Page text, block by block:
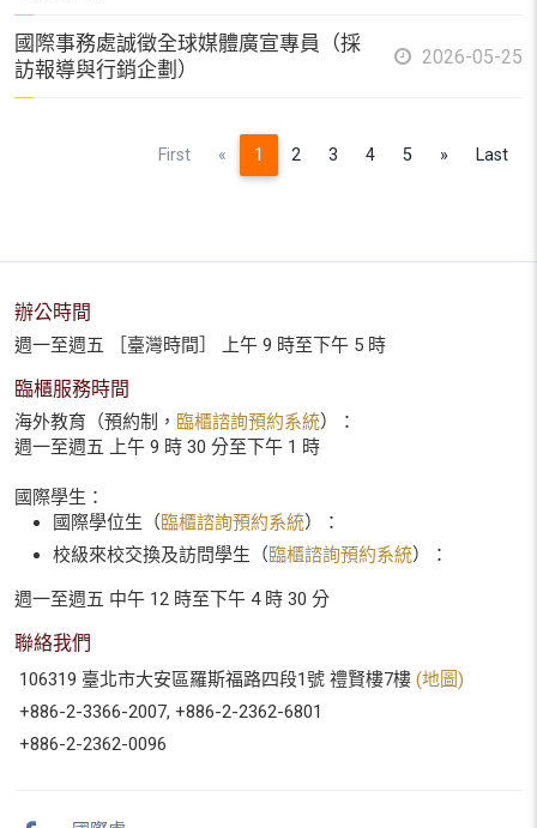
國際事務處誠徵全球媒體廣宣專員（採
訪報導與行銷企劃）
2026-05-25
First « Previous
1 2 3 4 5 » NextLast
辦公時間
週一至週五 ［臺灣時間］ 上午 9 時至下午 5 時
臨櫃服務時間
海外教育（預約制， 臨櫃諮詢預約系統）：
週一至週五 上午 9 時 30 分至下午 1 時
國際學生：
國際學位生（臨櫃諮詢預約系統）：
校級來校交換及訪問學生（臨櫃諮詢預約系統）：
週一至週五 中午 12 時至下午 4 時 30 分
聯絡我們
106319 臺北市大安區羅斯福路四段1號 禮賢樓7樓 (地圖)
+886-2-3366-2007, +886-2-2362-6801
+886-2-2362-0096